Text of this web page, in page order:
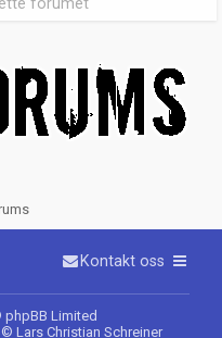
forumet
Kontakt oss
Limited
© Lars Christian Schreiner